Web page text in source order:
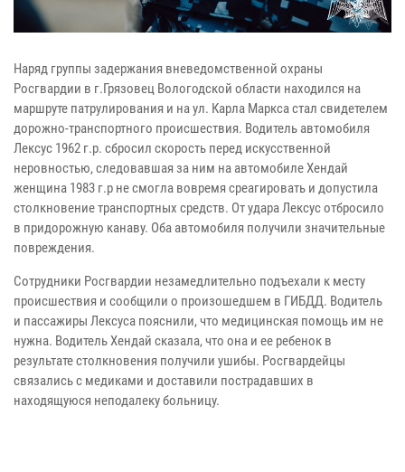
Наряд группы задержания вневедомственной охраны
Росгвардии в г.Грязовец Вологодской области находился на
маршруте патрулирования и на ул. Карла Маркса стал свидетелем
дорожно-транспортного происшествия. Водитель автомобиля
Лексус 1962 г.р. сбросил скорость перед искусственной
неровностью, следовавшая за ним на автомобиле Хендай
женщина 1983 г.р не смогла вовремя среагировать и допустила
столкновение транспортных средств. От удара Лексус отбросило
в придорожную канаву. Оба автомобиля получили значительные
повреждения.
Сотрудники Росгвардии незамедлительно подъехали к месту
происшествия и сообщили о произошедшем в ГИБДД. Водитель
и пассажиры Лексуса пояснили, что медицинская помощь им не
нужна. Водитель Хендай сказала, что она и ее ребенок в
результате столкновения получили ушибы. Росгвардейцы
связались с медиками и доставили пострадавших в
находящуюся неподалеку больницу.